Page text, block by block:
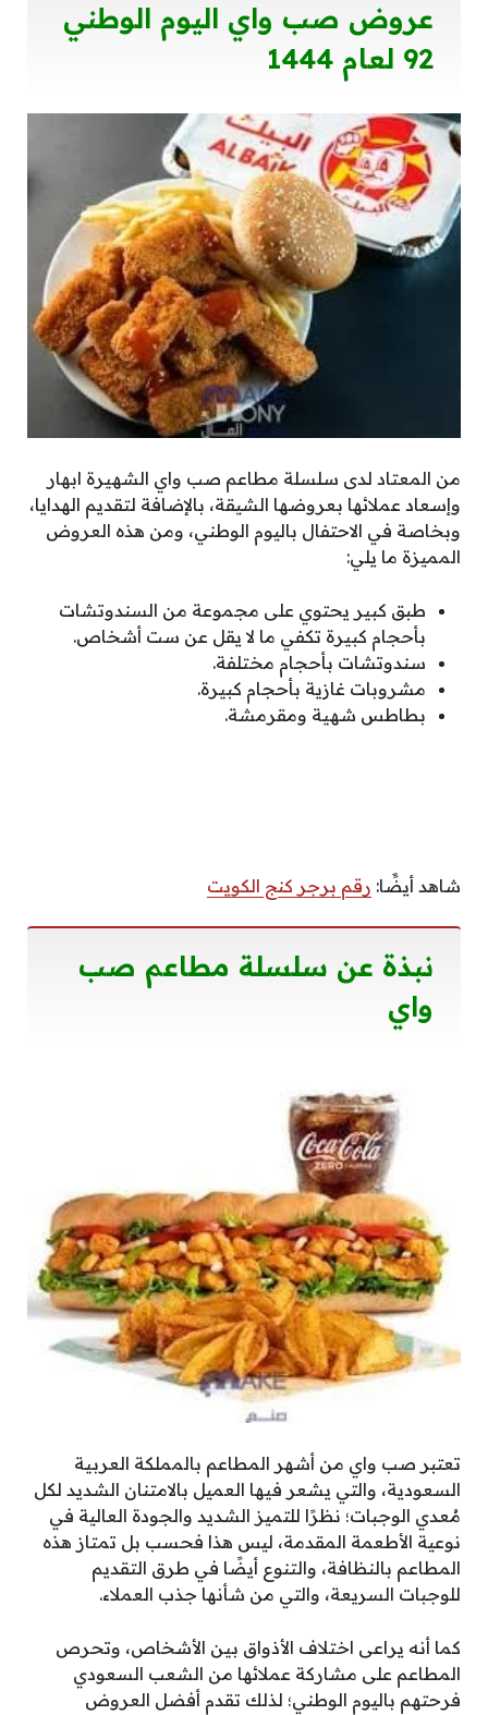
عروض صب واي اليوم الوطني
92 لعام 1444
من المعتاد لدى سلسلة مطاعم صب واي الشهيرة ابهار
وإسعاد عملائها بعروضها الشيقة، بالإضافة لتقديم الهدايا،
وبخاصة في الاحتفال باليوم الوطني، ومن هذه العروض
المميزة ما يلي:
طبق كبير يحتوي على مجموعة من السندوتشات
بأحجام كبيرة تكفي ما لا يقل عن ست أشخاص.
سندوتشات بأحجام مختلفة.
مشروبات غازية بأحجام كبيرة.
بطاطس شهية ومقرمشة.
شاهد أيضًَا: رقم برجر كنج الكويت
نبذة عن سلسلة مطاعم صب
واي
تعتبر صب واي من أشهر المطاعم بالمملكة العربية
السعودية، والتي يشعر فيها العميل بالامتنان الشديد لكل
مُعدي الوجبات؛ نظرًا للتميز الشديد والجودة العالية في
نوعية الأطعمة المقدمة، ليس هذا فحسب بل تمتاز هذه
المطاعم بالنظافة، والتنوع أيضًا في طرق التقديم
للوجبات السريعة، والتي من شأنها جذب العملاء.
كما أنه يراعى اختلاف الأذواق بين الأشخاص، وتحرص
المطاعم على مشاركة عملائها من الشعب السعودي
فرحتهم باليوم الوطني؛ لذلك تقدم أفضل العروض